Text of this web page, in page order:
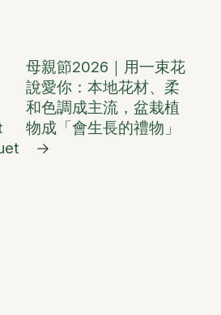
母親節2026｜用一束花
說愛你：本地花材、柔
和色調成主流，盆栽植
物成「會生長的禮物」
→